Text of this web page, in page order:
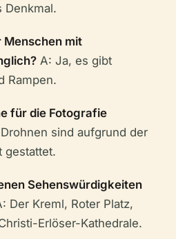
Denkmal.
Menschen mit
A: Ja, es gibt
Rampen.
für die Fotografie
sind aufgrund der
gestattet.
Sehenswürdigkeiten
Der Kreml, Roter Platz,
Erlöser-Kathedrale.